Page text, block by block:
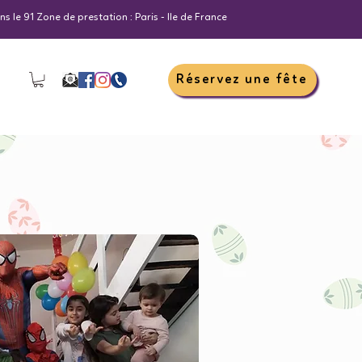
le 91 Zone de prestation : Paris - Ile de France
Réservez une fête